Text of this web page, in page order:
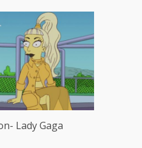
Lady Gaga